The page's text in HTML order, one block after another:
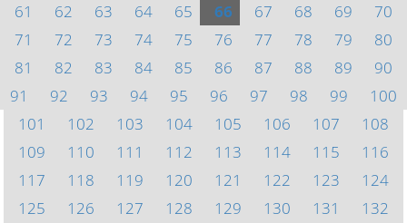
61
62 63 64 65 66 67 68 69
70
71
72 73 74 75 76 77 78 79
80
81
82 83 84 85 86 87 88 89
90
91
92 93 94 95 96 97 98 99
100
101
102 103 104 105 106 107
108
109
110 111 112 113 114 115
116
117
118 119 120 121 122 123
124
125
126 127 128 129 130 131
132